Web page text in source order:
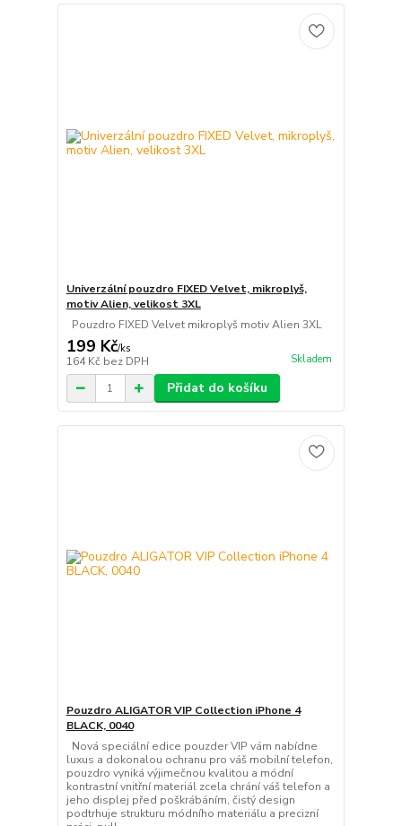
Univerzální pouzdro FIXED Velvet, mikroplyš,
motiv Alien, velikost 3XL
Pouzdro FIXED Velvet mikroplyš motiv Alien 3XL
199 Kč/ks
164 Kč bez DPH Skladem
Přidat do košíku
Pouzdro ALIGATOR VIP Collection iPhone 4
BLACK, 0040
Nová speciální edice pouzder VIP vám nabídne
luxus a dokonalou ochranu pro váš mobilní telefon,
pouzdro vyniká výjimečnou kvalitou a módní
kontrastní vnitřní materiál zcela chrání váš telefon a
jeho displej před poškrábáním, čistý design
podtrhuje strukturu módního materiálu a precizní